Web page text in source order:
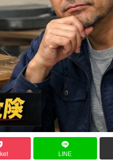
LINE